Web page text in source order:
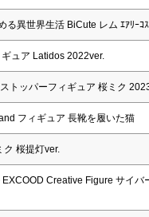
る異世界生活 BiCute レム ｴｱﾘｰｺ
ュア Latidos 2022ver.
トッパーフィギュア 桜ミク
フィギュア 長靴を履いた猫
桜提灯ver.
Creative Figure サイバ